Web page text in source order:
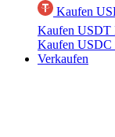
Kaufen
Kaufen USDT
Kaufen USDC
Verkaufen